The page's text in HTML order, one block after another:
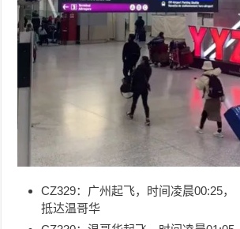
CZ329：广州起飞，时间凌晨00:25，
抵达温哥华